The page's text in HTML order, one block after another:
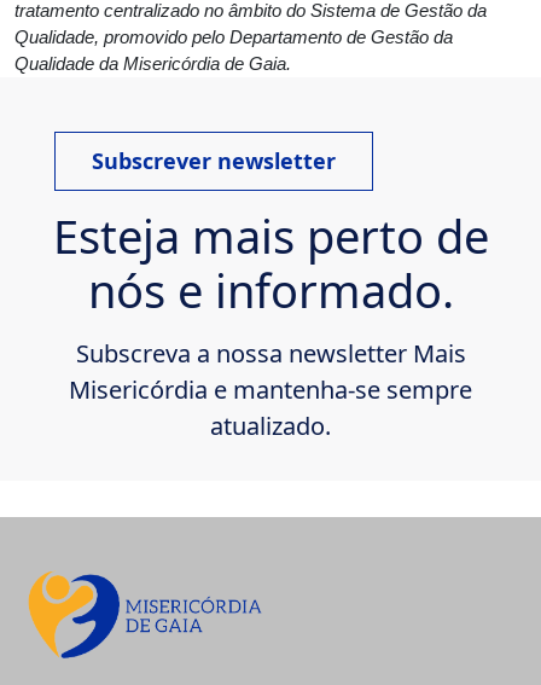
tratamento centralizado no âmbito do Sistema de Gestão da
Qualidade, promovido pelo Departamento de Gestão da
Qualidade da Misericórdia de Gaia.
Subscrever newsletter
Esteja mais perto de
nós e informado.
Subscreva a nossa newsletter Mais
Misericórdia e mantenha-se sempre
atualizado.